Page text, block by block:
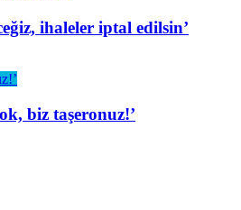
ihaleler iptal edilsin’
biz taşeronuz!’